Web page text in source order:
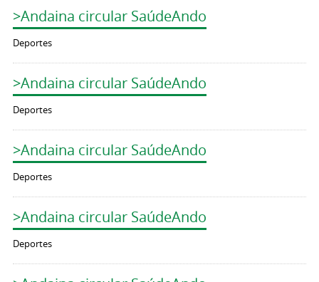
>Andaina circular SaúdeAndo
Deportes
>Andaina circular SaúdeAndo
Deportes
>Andaina circular SaúdeAndo
Deportes
>Andaina circular SaúdeAndo
Deportes